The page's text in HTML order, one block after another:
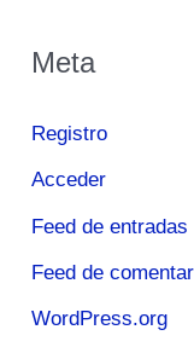
Meta
Registro
Acceder
Feed de entradas
Feed de
WordPress.org